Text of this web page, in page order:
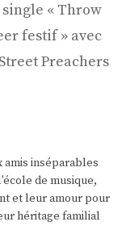
« Throw
festif » avec
Preachers
amis inséparables
de musique,
et leur amour pour
héritage familial